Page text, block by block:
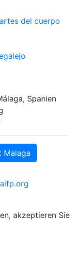
del cuerpo
Spanien
Malaga
aifp.org
akzeptieren Sie